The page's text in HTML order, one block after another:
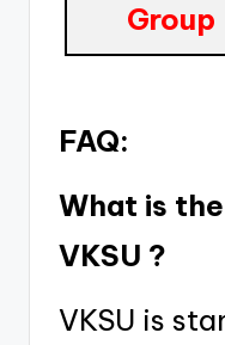
Group
FAQ:
What is
VKSU ?
VKSU is